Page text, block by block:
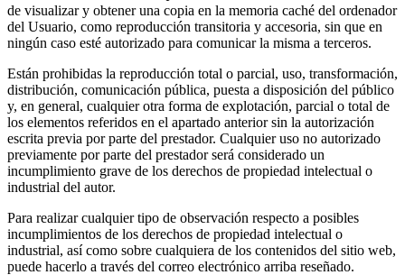
de visualizar y obtener una copia en la memoria caché del ordenador
del Usuario, como reproducción transitoria y accesoria, sin que en
ningún caso esté autorizado para comunicar la misma a terceros.
Están prohibidas la reproducción total o parcial, uso, transformación,
distribución, comunicación pública, puesta a disposición del público
y, en general, cualquier otra forma de explotación, parcial o total de
los elementos referidos en el apartado anterior sin la autorización
escrita previa por parte del prestador. Cualquier uso no autorizado
previamente por parte del prestador será considerado un
incumplimiento grave de los derechos de propiedad intelectual o
industrial del autor.
Para realizar cualquier tipo de observación respecto a posibles
incumplimientos de los derechos de propiedad intelectual o
industrial, así como sobre cualquiera de los contenidos del sitio web,
puede hacerlo a través del correo electrónico arriba reseñado.